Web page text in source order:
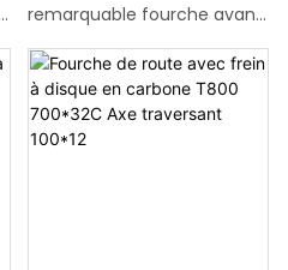
semi-intérieur et
remarquable fourche avant
à axe traversant pour freins
à disque en fibre de
carbone. Il dispose non
seulement de deux modes